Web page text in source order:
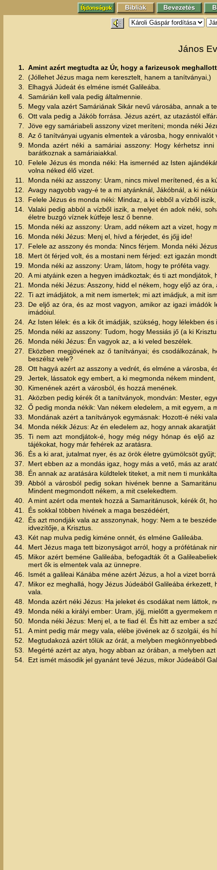
János
1. Amint azért megtudta az Úr, hogy a farizeusok
2.
(Jóllehet Jézus maga nem keresztelt, hanem a tanítványai,)
3.
Elhagyá Júdeát és elméne ismét Galileába.
4.
Samárián kell vala pedig általmennie.
5.
Megy vala azért Samáriának Sikár nevű városába, annak a
6.
Ott vala pedig a Jákób forrása. Jézus azért, az utazástól
7.
Jöve egy samáriabeli asszony vizet meríteni; monda néki
8.
Az ő tanítványai ugyanis elmentek a városba, hogy ennivalót
9.
Monda azért néki a samáriai asszony: Hogy kérhetsz
barátkoznak a samáriaiakkal.
10.
Felele Jézus és monda néki: Ha ismernéd az Isten
volna néked élő vizet.
11.
Monda néki az asszony: Uram, nincs mivel merítened, és a
12.
Avagy nagyobb vagy-é te a mi atyánknál, Jákóbnál, a ki
13.
Felele Jézus és monda néki: Mindaz, a ki ebből a vízből
14.
Valaki pedig abból a vízből iszik, a melyet én adok néki,
életre buzgó víznek kútfeje lesz ő benne.
15.
Monda néki az asszony: Uram, add nékem azt a vizet, hogy
16.
Monda néki Jézus: Menj el, hívd a férjedet, és jőjj ide!
17.
Felele az asszony és monda: Nincs férjem. Monda néki
18.
Mert öt férjed volt, és a mostani nem férjed: ezt igazán
19.
Monda néki az asszony: Uram, látom, hogy te próféta vagy.
20.
A mi atyáink ezen a hegyen imádkoztak; és ti azt
21.
Monda néki Jézus: Asszony, hidd el nékem, hogy eljő az
22.
Ti azt imádjátok, a mit nem ismertek; mi azt imádjuk, a mit
23.
De eljő az óra, és az most vagyon, amikor az igazi imádók
imádóiul.
24.
Az Isten lélek: és a kik őt imádják, szükség, hogy lélekben és
25.
Monda néki az asszony: Tudom, hogy Messiás jő (a ki
26.
Monda néki Jézus: Én vagyok az, a ki veled beszélek.
27.
Eközben megjövének az ő tanítványai; és csodálkozának,
beszélsz vele?
28.
Ott hagyá azért az asszony a vedrét, és elméne a városba,
29.
Jertek, lássatok egy embert, a ki megmonda nékem
30.
Kimenének azért a városból, és hozzá menének.
31.
Aközben pedig kérék őt a tanítványok, mondván: Mester,
32.
Ő pedig monda nékik: Van nékem eledelem, a mit egyem, a
33.
Mondának azért a tanítványok egymásnak: Hozott-é néki
34.
Monda nékik Jézus: Az én eledelem az, hogy annak
35.
Ti nem azt mondjátok-é, hogy még négy hónap és eljő
tájékokat, hogy már fehérek az aratásra.
36.
És a ki arat, jutalmat nyer, és az örök életre gyümölcsöt
37.
Mert ebben az a mondás igaz, hogy más a vető, más az
38.
Én annak az aratására küldtelek titeket, a mit nem ti
39.
Abból a városból pedig sokan hivének benne a
Mindent megmondott nékem, a mit cselekedtem.
40.
A mint azért oda mentek hozzá a Samaritánusok, kérék őt,
41.
És sokkal többen hivének a maga beszédéért,
42.
És azt mondják vala az asszonynak, hogy: Nem a te
idvezítője, a Krisztus.
43.
Két nap mulva pedig kiméne onnét, és elméne Galileába.
44.
Mert Jézus maga tett bizonyságot arról, hogy a prófétának
45.
Mikor azért beméne Galileába, befogadták őt a
mert ők is elmentek vala az ünnepre.
46.
Ismét a galileai Kánába méne azért Jézus, a hol a vizet
47.
Mikor ez meghallá, hogy Jézus Júdeából Galileába
vala.
48.
Monda azért néki Jézus: Ha jeleket és csodákat nem láttok,
49.
Monda néki a királyi ember: Uram, jőjj, mielőtt a gyermekem
50.
Monda néki Jézus: Menj el, a te fiad él. És hitt az ember a
51.
A mint pedig már megy vala, elébe jövének az ő szolgái, és
52.
Megtudakozá azért tőlük az órát, a melyben
53.
Megérté azért az atya, hogy abban az órában, a melyben
54.
Ezt ismét második jel gyanánt tevé Jézus, mikor Júdeából